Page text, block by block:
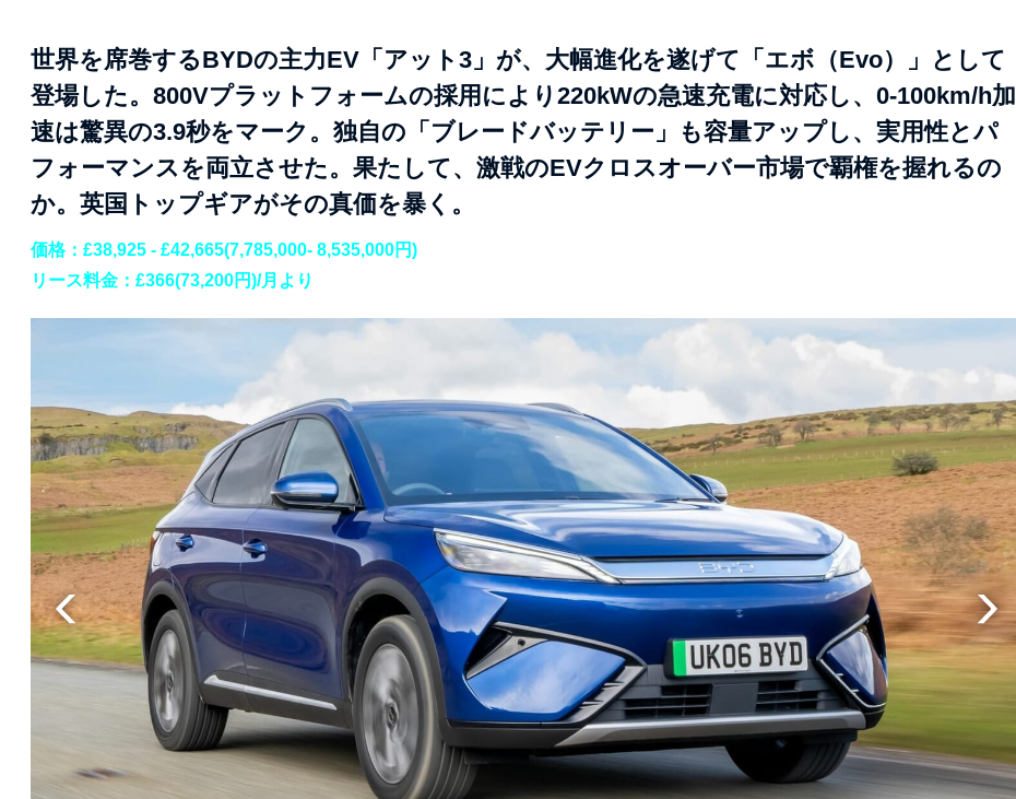
世界を席巻するBYDの主力EV「アット3」が、大幅進化を遂げて「エボ（Evo）」として
登場した。800Vプラットフォームの採用により220kWの急速充電に対応し、0-100km/h加
速は驚異の3.9秒をマーク。独自の「ブレードバッテリー」も容量アップし、実用性とパ
フォーマンスを両立させた。果たして、激戦のEVクロスオーバー市場で覇権を握れるの
か。英国トップギアがその真価を暴く。
価格：£38,925 - £42,665(7,785,000- 8,535,000円)
リース料金：£366(73,200円)/月より